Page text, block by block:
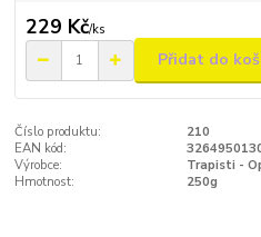
229 Kč/ks
Přidat do
Číslo produktu:
210
EAN kód:
Výrobce:
Trapisti -
Hmotnost:
250g